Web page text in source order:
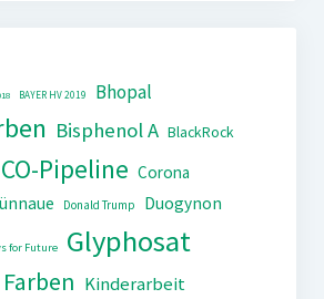
BAYER HV 2019 Bhopal
Bisphenol A BlackRock
CO-Pipeline Corona
Donald Trump
Duogynon
for Future Glyphosat
Farben Kinderarbeit